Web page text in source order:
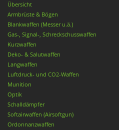
Übersicht
Armbrüste & Bögen
Blankwaffen (Messer u.ä.)
Gas-, Signal-, Schreckschusswaffen
Kurzwaffen
Deko- & Salutwaffen
Langwaffen
Luftdruck- und CO2-Waffen
Munition
Optik
Schalldämpfer
Softairwaffen (Airsoftgun)
Ordonnanzwaffen